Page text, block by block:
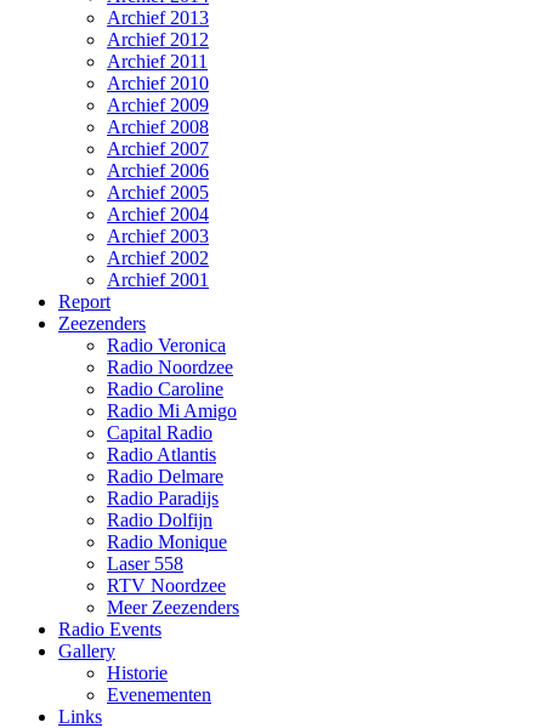
Archief 2013
Archief 2012
Archief 2011
Archief 2010
Archief 2009
Archief 2008
Archief 2007
Archief 2006
Archief 2005
Archief 2004
Archief 2003
Archief 2002
Archief 2001
Report
Zeezenders
Radio Veronica
Radio Noordzee
Radio Caroline
Radio Mi Amigo
Capital Radio
Radio Atlantis
Radio Delmare
Radio Paradijs
Radio Dolfijn
Radio Monique
Laser 558
RTV Noordzee
Meer Zeezenders
Radio Events
Gallery
Historie
Evenementen
Links